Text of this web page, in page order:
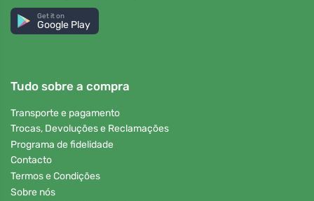
Get it on
Google Play
Tudo sobre a compra
Transporte e pagamento
Trocas, Devoluções e Reclamações
Programa de fidelidade
Contacto
Termos e Condições
Sobre nós